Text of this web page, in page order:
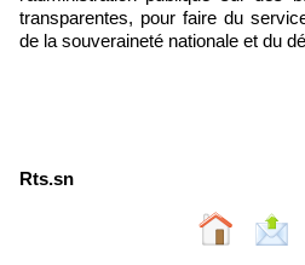
transparentes, pour faire du
de la souveraineté nationale et du
Rts.sn